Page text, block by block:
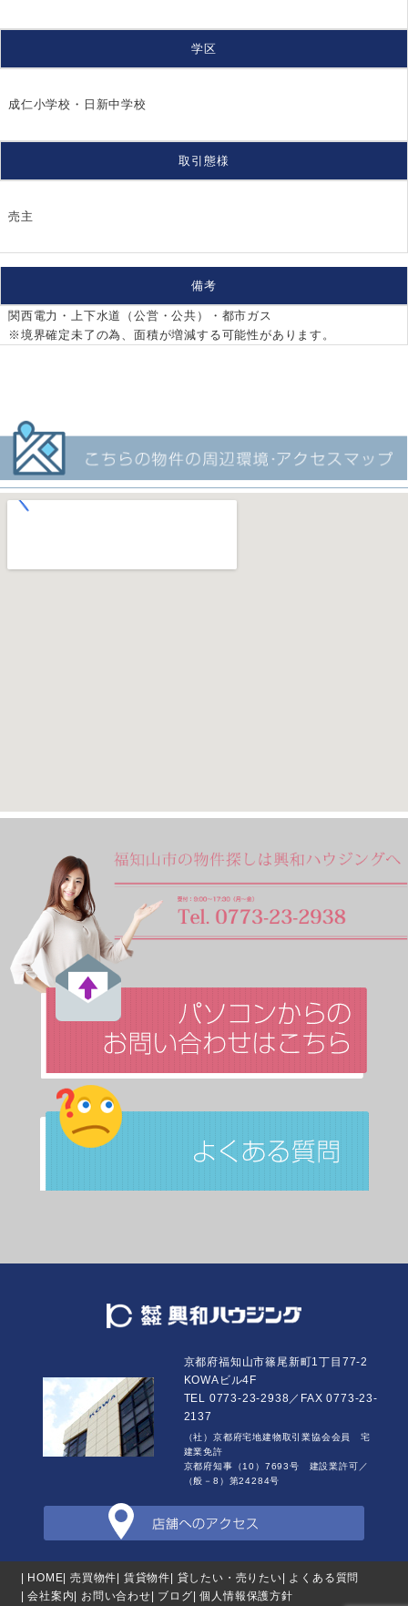
学区
成仁小学校・日新中学校
取引態様
売主
備考
関西電力・上下水道（公営・公共）・都市ガス
※境界確定未了の為、面積が増減する可能性があります。
京都府福知山市篠尾新町1丁目77-2
KOWAビル4F
TEL 0773-23-2938／FAX 0773-23-
2137
（社）京都府宅地建物取引業協会会員 宅
建業免許
京都府知事（10）7693号 建設業許可／
（般－8）第24284号
| HOME| 売買物件| 賃貸物件| 貸したい・売りたい| よくある質問
| 会社案内| お問い合わせ| ブログ| 個人情報保護方針